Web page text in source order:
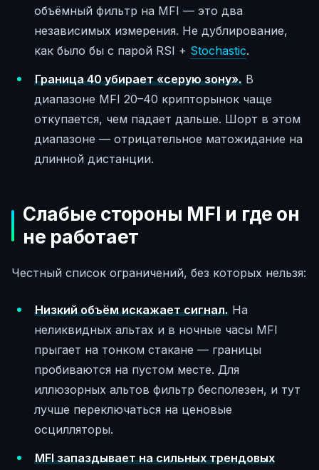
объёмный фильтр на MFI — это два
независимых измерения. Не дублирование,
как было бы с парой RSI + Stochastic.
Граница 40 убирает «серую зону».В
диапазоне MFI 20–40 крипторынок чаще
откупается, чем падает дальше. Шорт в этом
диапазоне — отрицательное матожидание на
длинной дистанции.
Слабые стороны MFI и где он
не работает
Честный список ограничений, без которых нельзя:
Низкий объём искажает сигнал.На
неликвидных альтах и в ночные часы MFI
прыгает на тонком стакане — границы
пробиваются на пустом месте. Для
иллюзорных альтов фильтр бесполезен, и тут
лучше переключаться на ценовые
осцилляторы.
MFI запаздывает на сильных трендовых